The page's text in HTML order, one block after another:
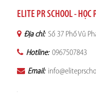
ELITE PR SCHOOL -
Địa chỉ: Số 37 Phố Vũ
Hotline: 0967507843
Email: